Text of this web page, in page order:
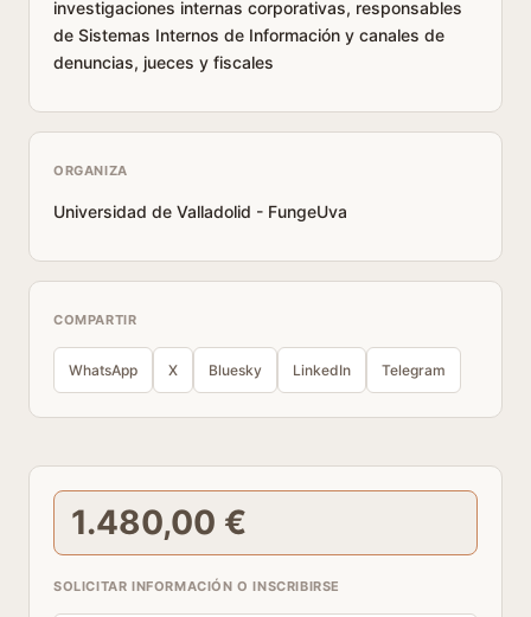
investigaciones internas corporativas, responsables
de Sistemas Internos de Información y canales de
denuncias, jueces y fiscales
ORGANIZA
Universidad de Valladolid - FungeUva
COMPARTIR
WhatsApp X Bluesky LinkedIn Telegram
1.480,00 €
SOLICITAR INFORMACIÓN O INSCRIBIRSE